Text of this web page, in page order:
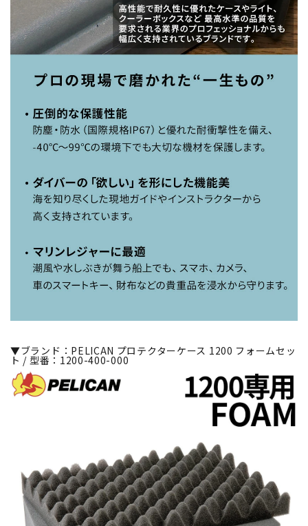
▼ブランド：PELICAN プロテクターケース 1200 フォームセッ
ト / 型番：1200-400-000